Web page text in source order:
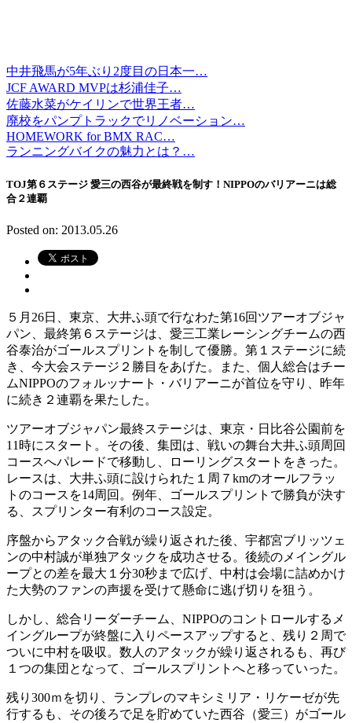
中井飛馬が5年ぶり2度目の日本一…
JCF AWARD MVPは杉浦佳子…
佐藤水菜がケイリンで世界王者…
廃校をパンプトラックでリノベーション…
HOMEWORK for BMX RAC…
ランニングバイクの魅力とは？…
TOJ第６ステージ 愛三の西谷が最終戦を制す！NIPPOのバリアーニは総
合２連覇
Posted on: 2013.05.26
５月26日、東京、大井ふ頭で行なわた第16回ツアーオブジャ
パン、最終第６ステージは、愛三工業レーシングチームの西
谷泰治がゴールスプリントを制して優勝。第１ステージに続
き、今大会ステージ２勝目をあげた。また、個人総合はチー
ムNIPPOのフォルッナート・バリアーニが首位を守り、昨年
に続き２連覇を果たした。
ツアーオブジャパン最終ステージは、東京・日比谷公園前を
11時にスタート。その後、集団は、戦いの舞台大井ふ頭周回
コースへパレードで移動し、ローリングスタートをきった。
レースは、大井ふ頭に設けられた１周７kmのオールフラッ
トのコースを14周回。例年、ゴールスプリントで勝負が決す
る、スプリンター有利のコース設定。
序盤からアタック合戦が繰り返された後、宇都宮ブリッツェ
ンの中村誠が単独アタックを成功させる。後続のメイングル
ープとの差を最大１分30秒まで広げ、中村は会場に詰めかけ
た大勢のファンの声援を受けて懸命に逃げ切りを狙う。
しかし、総合リーダーチーム、NIPPOのコントロールするメ
イングループが終盤に入りペースアップすると、残り２周で
ついに中村を吸収。数人のアタックが繰り返されるも、再び
１つの集団となって、ゴールスプリントへと移っていった。
残り300ｍを切り、ランプレのマキシミリア・リケーゼが先
行するも、その後ろで足を貯めていた西谷（愛三）がゴール